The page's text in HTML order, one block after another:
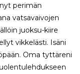
perimän
vatsavaivojen
juoksu-kiire
vikkelästi. Isäni
Oma tyttäreni